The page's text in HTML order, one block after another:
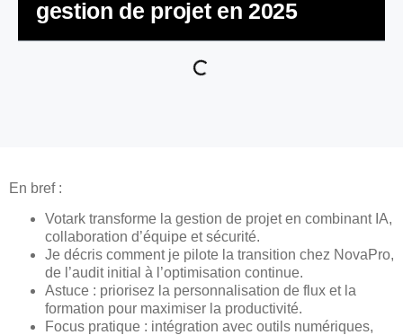
gestion de projet en 2025
En bref :
Votark transforme la gestion de projet en combinant IA,
collaboration d’équipe et sécurité.
Je décris comment je pilote la transition chez NovaPro,
de l’audit initial à l’optimisation continue.
Astuce : priorisez la personnalisation de flux et la
formation pour maximiser la productivité.
Focus pratique : intégration avec outils numériques,